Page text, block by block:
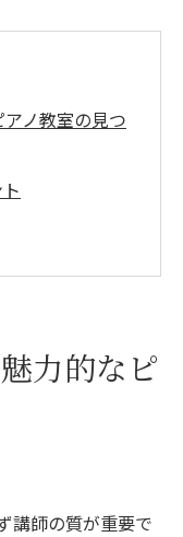
ノ教室の見つ
ック
室の選び方の
力的なピ
講師の質が重要で